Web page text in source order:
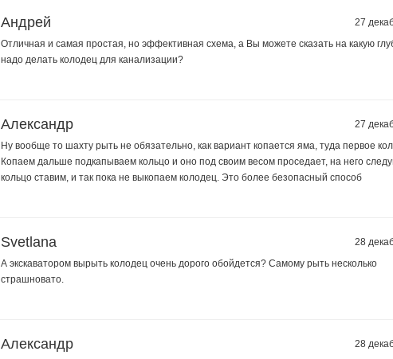
Андрей
27
Отличная и самая простая, но эффективная схема, а Вы можете сказать на какую
надо делать колодец для канализации?
Александр
27
Ну вообще то шахту рыть не обязательно, как вариант копается яма, туда первое
Копаем дальше подкапываем кольцо и оно под своим весом проседает, на него
кольцо ставим, и так пока не выкопаем колодец. Это более безопасный способ
Svetlana
28
А экскаватором вырыть колодец очень дорого обойдется? Самому рыть несколько
страшновато.
Александр
28